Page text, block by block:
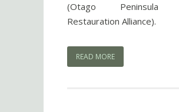
(Otago Peninsula
Restauration Alliance).
READ MORE